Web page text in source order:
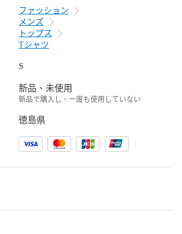
ファッション
メンズ
トップス
Tシャツ
S
新品、未使用
新品で購入し、一度も使用していない
徳島県